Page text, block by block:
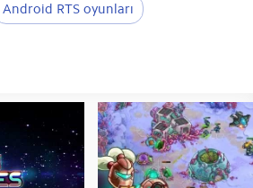
Android RTS oyunları